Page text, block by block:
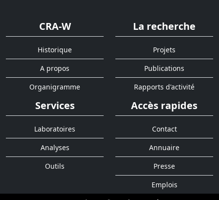
CRA-W
Historique
A propos
Organigramme
La recherche
Projets
Publications
Rapports d'activité
Services
Laboratoires
Analyses
Outils
Accès rapides
Contact
Annuaire
Presse
Emplois